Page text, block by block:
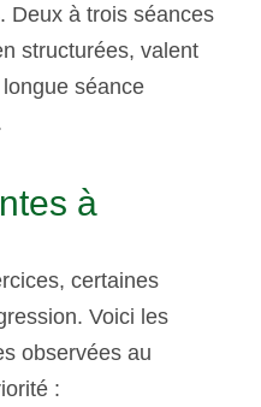
Deux à trois séances
structurées, valent
séance
à
certaines
Voici les
observées au
: